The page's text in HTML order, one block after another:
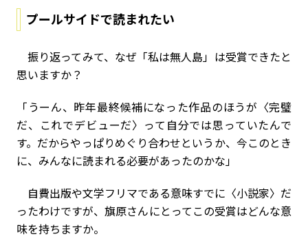
プールサイドで読まれたい
振り返ってみて、なぜ「私は無人島」は受賞できたと
思いますか？
「うーん、昨年最終候補になった作品のほうが〈完璧
だ、これでデビューだ〉って自分では思っていたんで
す。だからやっぱりめぐり合わせというか、今このとき
に、みんなに読まれる必要があったのかな」
自費出版や文学フリマである意味すでに〈小説家〉だ
ったわけですが、旗原さんにとってこの受賞はどんな意
味を持ちますか。